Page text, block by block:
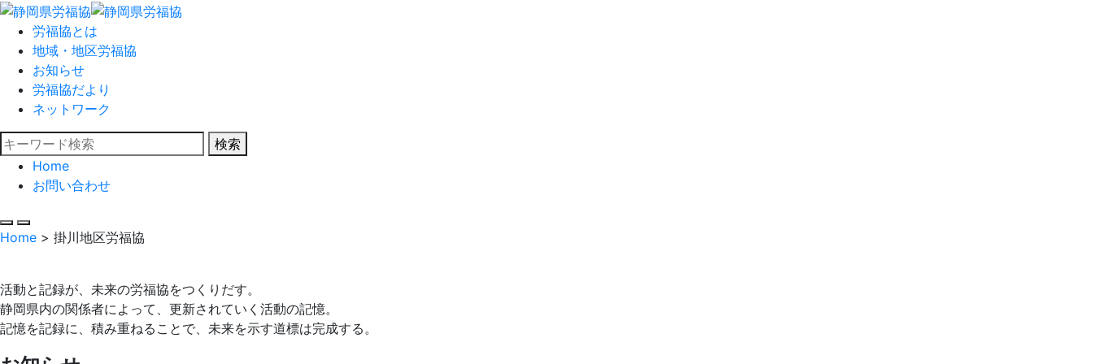
労福協とは
地域・地区労福協
お知らせ
労福協だより
ネットワーク
検索
Home
お問い合わせ
Home > 掛川地区労福協
活動と記録が、未来の労福協をつくりだす。
静岡県内の関係者によって、更新されていく活動の記憶。
記憶を記録に、積み重ねることで、未来を示す道標は完成する。